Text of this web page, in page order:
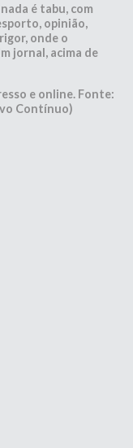
é tabu, com
opinião,
onde o
jornal, acima de
e online. Fonte:
Contínuo)